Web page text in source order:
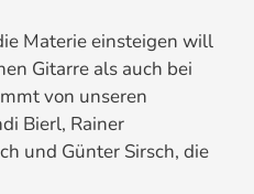
Materie einsteigen will
Gitarre als auch bei
von unseren
Bierl, Rainer
und Günter Sirsch, die